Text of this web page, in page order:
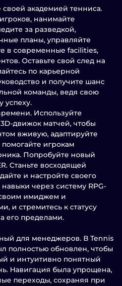
академией тенниса.
нанимайте
за разведкой,
планы, управляйте
в современные facilities,
Оставьте свой след на
по карьерной
и получите шанс
команды, ведя свою
успеху.
Используйте
движок матчей, чтобы
вживую, адаптируйте
игрокам
Попробуйте новый
Станьте восходящей
и настройте своего
через систему RPG-
имиджем и
и стремитесь к статусу
его пределами.
для менеджеров. В Tennis
полностью обновлен, чтобы
и интуитивно понятный
Навигация была упрощена,
переходы, сохраняя при